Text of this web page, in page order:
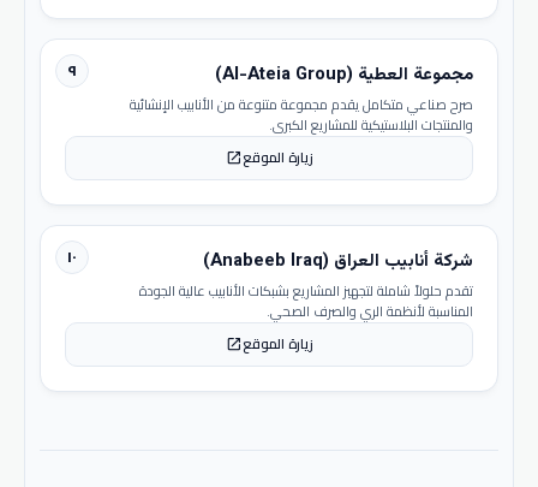
٩ مجموعة العطية (Al-Ateia Group)
صرح صناعي متكامل يقدم مجموعة متنوعة من الأنابيب الإنشائية
والمنتجات البلاستيكية للمشاريع الكبرى.
زيارة الموقعopen_in_new
١٠ شركة أنابيب العراق (Anabeeb Iraq)
تقدم حلولاً شاملة لتجهيز المشاريع بشبكات الأنابيب عالية الجودة
المناسبة لأنظمة الري والصرف الصحي.
زيارة الموقعopen_in_new